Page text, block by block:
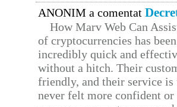
ANONIM a comentat
How Marv Web Can
of cryptocurrencies has
incredibly quick and
without a hitch. Their
friendly, and their service
never felt more confident